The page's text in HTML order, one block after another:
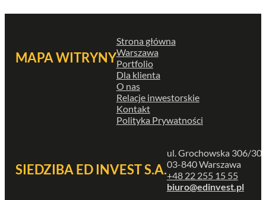
MAPA WITRYNY
Strona główna
Warszawa
Portfolio
Dla klienta
O nas
Relacje inwestorskie
Kontakt
Polityka Prywatności
SIEDZIBA ED INVEST S.A.
ul. Grochowska 306/
03-840 Warszawa
+48 22 255 15 55
biuro@edinvest.pl